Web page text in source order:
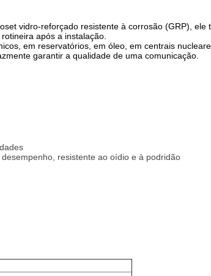
vidro-reforçado resistente à corrosão (GRP), ele
após a instalação.
em reservatórios, em óleo, em centrais
garantir a qualidade de uma comunicação.
resistente ao oídio e à podridão